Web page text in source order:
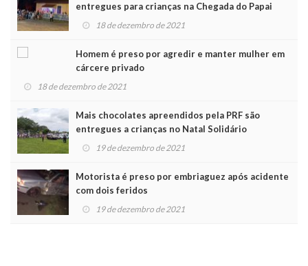
entregues para crianças na Chegada do Papai
Noel 18 de dezembro de 2021
Homem é preso por agredir e manter mulher em
cárcere privado
18 de dezembro de 2021
Mais chocolates apreendidos pela PRF são
entregues a crianças no Natal Solidário
19 de dezembro de 2021
Motorista é preso por embriaguez após acidente
com dois feridos
19 de dezembro de 2021